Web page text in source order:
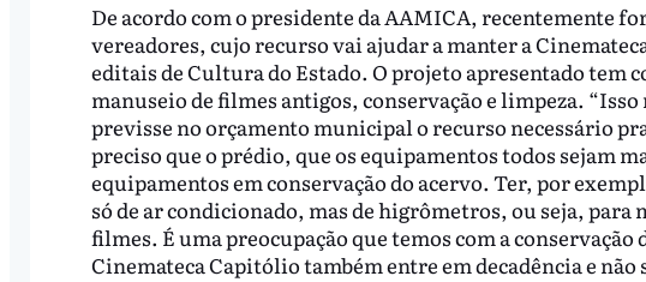
De acordo com o presidente da AAMICA, recentemente
vereadores, cujo recurso vai ajudar a manter a
editais de Cultura do Estado. O projeto apresentado tem
manuseio de filmes antigos, conservação e limpeza.
previsse no orçamento municipal o recurso necessário
preciso que o prédio, que os equipamentos todos sejam
equipamentos em conservação do acervo. Ter, por
só de ar condicionado, mas de higrômetros, ou seja,
filmes. É uma preocupação que temos com a
Cinemateca Capitólio também entre em decadência e não